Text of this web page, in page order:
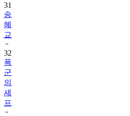
31
송
혜
교
32
폭
군
의
셰
프